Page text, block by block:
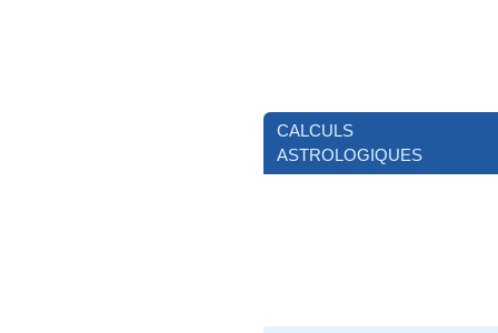
CALCULS
ASTROLOGIQUES